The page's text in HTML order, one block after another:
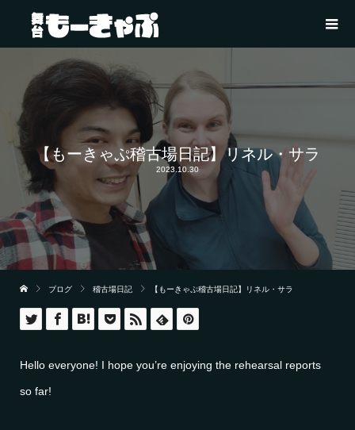
【もーきゃぷ稽古場日記】リネル・サラ
2023.10.30
ブログ 稽古場日記 【もーきゃぷ稽古場日記】リネル・サラ
Hello everyone! I hope you’re enjoying the rehearsal reports
so far!